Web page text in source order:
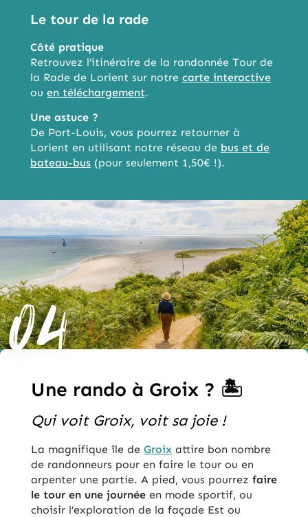
Le tour de la rade
Côté pratique
Retrouvez l’itinéraire de la randonnée Tour de
la Rade de Lorient sur notre carte interactive
ou en téléchargement.
Une astuce ?
De Port-Louis, vous pourrez retourner à
Lorient en utilisant notre réseau de bus et de
bateau-bus (pour seulement 1,50€ !).
04
Une rando à Groix ? 🏝️
Qui voit Groix, voit sa joie !
La magnifique île de Groix attire bon nombre
de randonneurs pour en faire le tour ou en
arpenter une partie. A pied, vous pourrez faire
le tour en une journée en mode sportif, ou
choisir l’exploration de la façade Est ou